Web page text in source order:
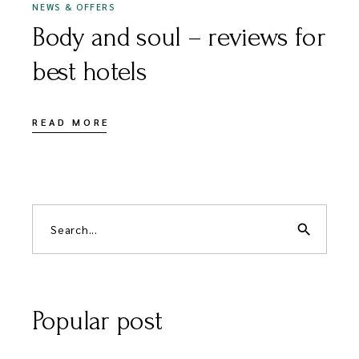
NEWS & OFFERS
Body and soul – reviews for
best hotels
READ MORE
Search
search
Popular post